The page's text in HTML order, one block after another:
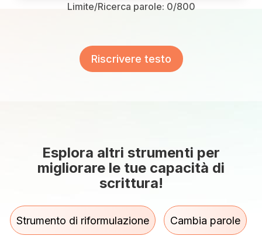
Limite/Ricerca parole: 0/800
Riscrivere testo
Esplora altri strumenti per
migliorare le tue capacità di
scrittura!
Strumento di riformulazione Cambia parole